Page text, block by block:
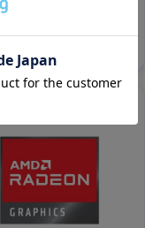
Intel Core搭載